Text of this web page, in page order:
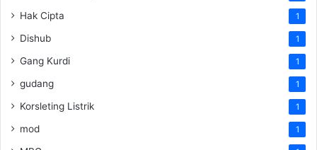
Hak Cipta 1
Dishub 1
Gang Kurdi 1
gudang 1
Korsleting Listrik 1
mod 1